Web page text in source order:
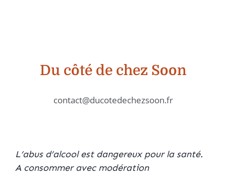
Du côté de chez Soon
contact@ducotedechezsoon.fr
L’abus d’alcool est dangereux pour la santé.
A consommer avec modération